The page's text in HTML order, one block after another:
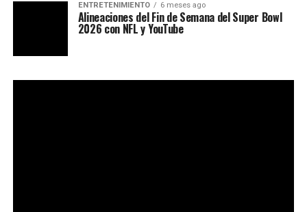
ENTRETENIMIENTO 6 meses ago
Alineaciones del Fin de Semana del Super Bowl
2026 con NFL y YouTube